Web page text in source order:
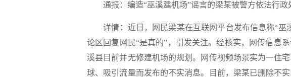
通报：编造“巫溪建机场”谣言的梁某被警方依法行政
详情： 近日，网民梁某在互联网平台发布信息称“巫
论区回复网民“是真的”，引发关注。经核实，网传信息
溪县目前并无修建机场的规划。网传视频场景实为一住
球、吸引流量而发布的不实消息。目前，梁某已删除不